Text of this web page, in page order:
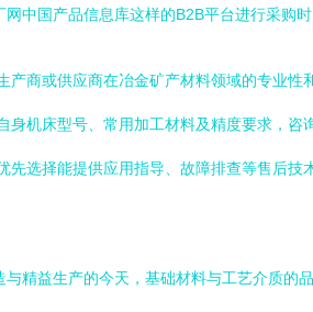
网中国产品信息库这样的B2B平台进行采购时
产商或供应商在冶金矿产材料领域的专业性
身机床型号、常用加工材料及精度要求，咨
先选择能提供应用指导、故障排查等售后技
与精益生产的今天，基础材料与工艺介质的